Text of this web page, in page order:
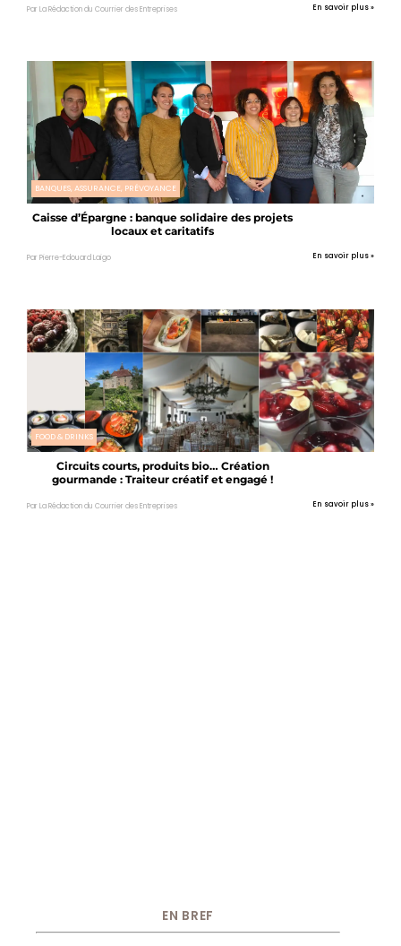
Par La Rédaction du Courrier des Entreprises En savoir plus »
BANQUES, ASSURANCE, PRÉVOYANCE
Caisse d’Épargne : banque solidaire des projets
locaux et caritatifs
Par Pierre-Edouard Laigo En savoir plus »
FOOD & DRINKS
Circuits courts, produits bio… Création
gourmande : Traiteur créatif et engagé !
Par La Rédaction du Courrier des Entreprises En savoir plus »
EN BREF